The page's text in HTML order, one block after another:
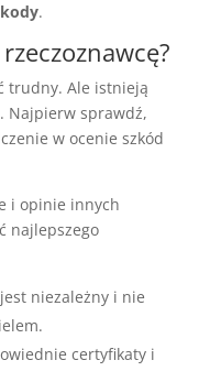
.
trudny. Ale istnieją
Najpierw sprawdź,
w ocenie szkód
i opinie innych
najlepszego
niezależny i nie
certyfikaty i